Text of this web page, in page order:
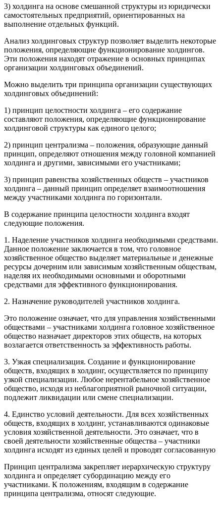
3) холдинга на основе смешанной структуры из юридически
самостоятельных предприятий, ориентированных на
выполнение отдельных функций.
Анализ холдинговых структур позволяет выделить некоторые
положения, определяющие функционирование холдингов.
Эти положения находят отражение в основных принципах
организации холдинговых объединений.
Можно выделить три принципа организации существующих
холдинговых объединений:
1) принцип целостности холдинга – его содержание
составляют положения, определяющие функционирование
холдинговой структуры как единого целого;
2) принцип централизма – положения, образующие данный
принцип, определяют отношения между головной компанией
холдинга и другими, зависимыми его участниками;
3) принцип равенства хозяйственных обществ – участников
холдинга – данный принцип определяет взаимоотношения
между участниками холдинга по горизонтали.
В содержание принципа целостности холдинга входят
следующие положения.
1. Наделение участников холдинга необходимыми средствами.
Данное положение заключается в том, что головное
хозяйственное общество выделяет материальные и денежные
ресурсы дочерним или зависимым хозяйственным обществам,
наделяя их необходимыми основными и оборотными
средствами для эффективного функционирования.
2. Назначение руководителей участников холдинга.
Это положение означает, что для управления хозяйственными
обществами – участниками холдинга головное хозяйственное
общество назначает директоров этих обществ, на которых
возлагается ответственность за эффективность работы.
3. Узкая специализация. Создание и функционирование
обществ, входящих в холдинг, осуществляется по принципу
узкой специализации. Любое нерентабельное хозяйственное
общество, исходя из неблагоприятной рыночной ситуации,
подлежит ликвидации или смене специализации.
4. Единство условий деятельности. Для всех хозяйственных
обществ, входящих в холдинг, устанавливаются одинаковые
условия хозяйственной деятельности. Это означает, что в
своей деятельности хозяйственные общества – участники
холдинга исходят из единых целей и проводят согласованную
Принцип централизма закрепляет иерархическую структуру
холдинга и определяет субординацию между его
участниками. К положениям, входящим в содержание
принципа централизма, относят следующие.